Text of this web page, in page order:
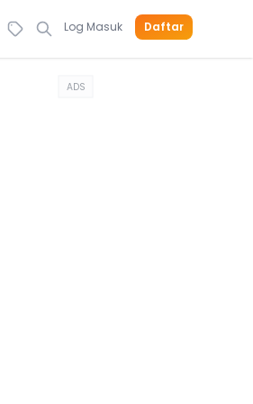
Log Masuk Daftar
ADS